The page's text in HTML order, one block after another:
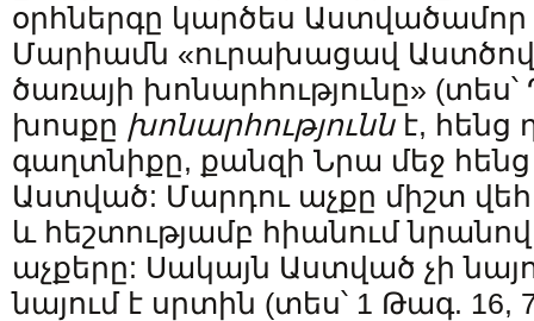
օրհներգը կարծես Աստվածամոր
Մարիամն «ուրախացավ
ծառայի խոնարհությունը» (տես՝
խոսքը խոնարհություննէ, հենց
գաղտնիքը, քանզի Նրա մեջ
Աստված: Մարդու աչքը միշտ
և հեշտությամբ հիանում
աչքերը: Սակայն Աստված չի
նայում է սրտին (տես՝ 1 Թագ. 16,